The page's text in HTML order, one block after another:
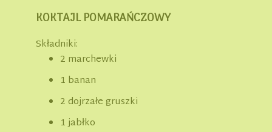
KOKTAJL POMARAŃCZOWY
Składniki:
2 marchewki
1 banan
2 dojrzałe gruszki
1 jabłko